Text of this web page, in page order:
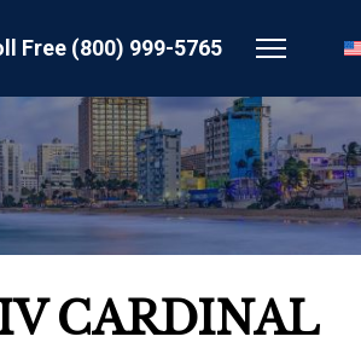
Free (800) 999-5765
CARDINAL